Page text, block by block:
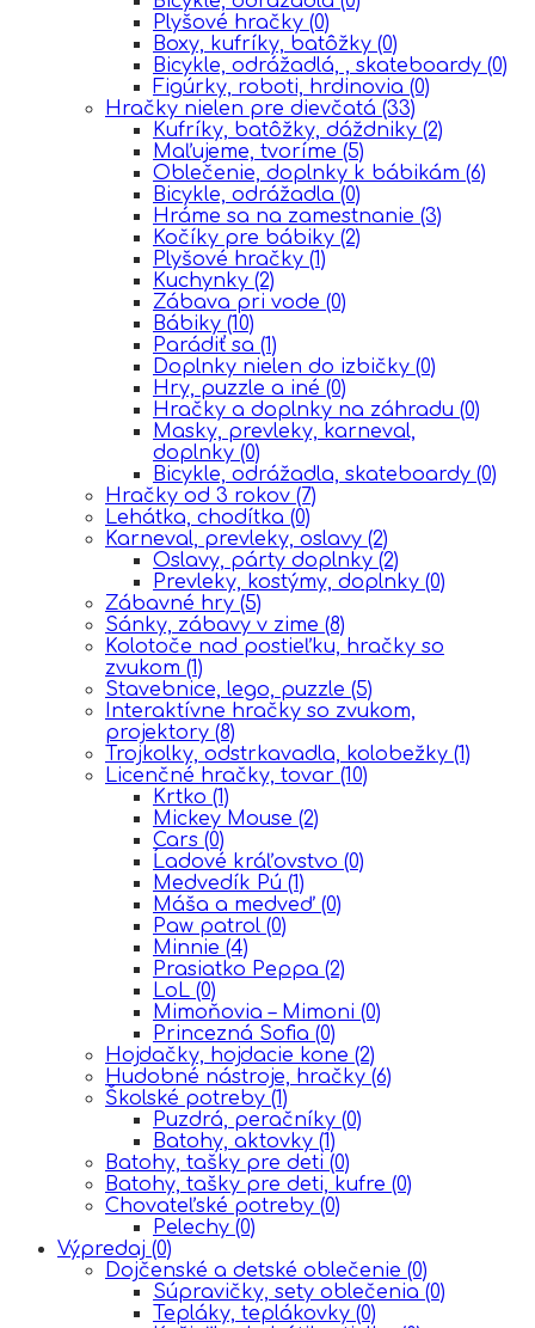
Plyšové hračky (0)
Boxy, kufríky, batôžky (0)
Bicykle, odrážadlá, , skateboardy (0)
Figúrky, roboti, hrdinovia (0)
Hračky nielen pre dievčatá (33)
Kufríky, batôžky, dáždniky (2)
Maľujeme, tvoríme (5)
Oblečenie, doplnky k bábikám (6)
Bicykle, odrážadla (0)
Hráme sa na zamestnanie (3)
Kočíky pre bábiky (2)
Plyšové hračky (1)
Kuchynky (2)
Zábava pri vode (0)
Bábiky (10)
Parádiť sa (1)
Doplnky nielen do izbičky (0)
Hry, puzzle a iné (0)
Hračky a doplnky na záhradu (0)
Masky, prevleky, karneval,
doplnky (0)
Bicykle, odrážadla, skateboardy (0)
Hračky od 3 rokov (7)
Lehátka, chodítka (0)
Karneval, prevleky, oslavy (2)
Oslavy, párty doplnky (2)
Prevleky, kostýmy, doplnky (0)
Zábavné hry (5)
Sánky, zábavy v zime (8)
Kolotoče nad postieľku, hračky so
zvukom (1)
Stavebnice, lego, puzzle (5)
Interaktívne hračky so zvukom,
projektory (8)
Trojkolky, odstrkavadla, kolobežky (1)
Licenčné hračky, tovar (10)
Krtko (1)
Mickey Mouse (2)
Cars (0)
Ĺadové kráľovstvo (0)
Medvedík Pú (1)
Máša a medveď (0)
Paw patrol (0)
Minnie (4)
Prasiatko Peppa (2)
LoL (0)
Mimoňovia – Mimoni (0)
Princezná Sofia (0)
Hojdačky, hojdacie kone (2)
Hudobné nástroje, hračky (6)
Školské potreby (1)
Puzdrá, peračníky (0)
Batohy, aktovky (1)
Batohy, tašky pre deti (0)
Batohy, tašky pre deti, kufre (0)
Chovateľské potreby (0)
Pelechy (0)
Výpredaj (0)
Dojčenské a detské oblečenie (0)
Súpravičky, sety oblečenia (0)
Tepláky, teplákovky (0)